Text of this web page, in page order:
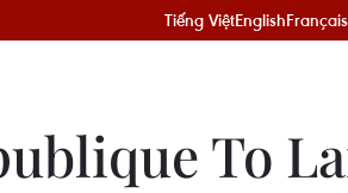
Tiếng ViệtEnglishFrançais
To